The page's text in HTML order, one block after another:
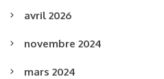
avril 2026
novembre 2024
mars 2024